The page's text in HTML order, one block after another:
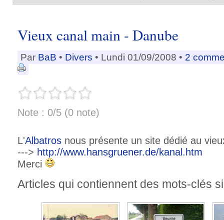
Vieux canal main - Danube
Par BaB • Divers • Lundi 01/09/2008 • 2
Note : 0/5 (0 note)
L'Albatros nous présente un site dédié au
---> http://www.hansgruener.de/kanal.htm
Merci
Articles qui contiennent des mots-clés